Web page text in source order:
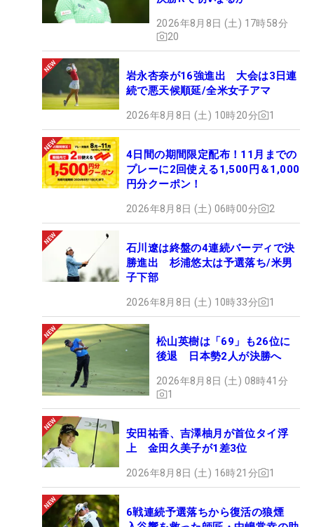
2026年8月8日 (土) 17時58分
20
岩永杏奈が16強進出 大会は3日連
続で悪天候順延/全米女子アマ
2026年8月8日 (土) 10時20分 1
4日間の期間限定配布！11月までの
プレーに2回使える1,500円＆1,000
円分クーポン！
2026年8月8日 (土) 06時00分 2
石川遼は終盤の4連続バーディで決
勝進出 杉浦悠太は予選落ち/米男
子下部
2026年8月8日 (土) 10時33分 1
松山英樹は「69」も26位に
後退 日本勢2人が決勝へ
2026年8月8日 (土) 08時41分
1
安田祐香、吉澤柚月が首位タイ浮
上 金田久美子が1差3位
2026年8月8日 (土) 16時21分 1
6戦連続予選落ちから復活の狼煙